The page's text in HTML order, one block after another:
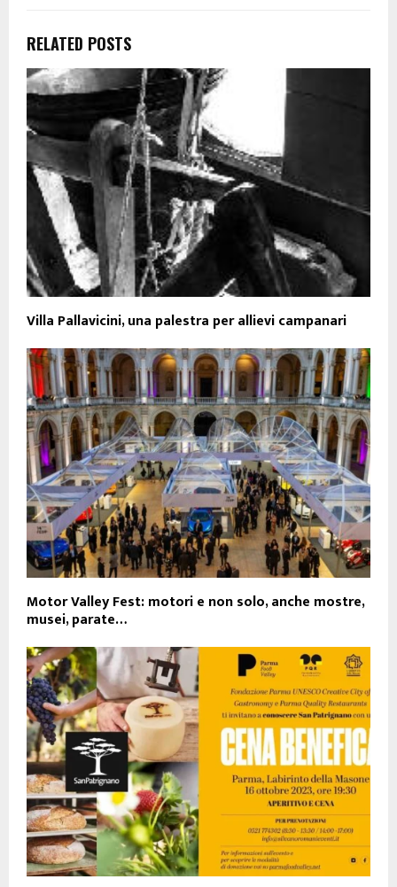
RELATED POSTS
Villa Pallavicini, una palestra per allievi campanari
Motor Valley Fest: motori e non solo, anche mostre,
musei, parate…